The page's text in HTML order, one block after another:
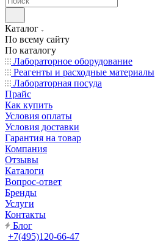
Каталог
По всему сайту
По каталогу
Лабораторное оборудование
Реагенты и расходные материалы
Лабораторная посуда
Прайс
Как купить
Условия оплаты
Условия доставки
Гарантия на товар
Компания
Отзывы
Каталоги
Вопрос-ответ
Бренды
Услуги
Контакты
Блог
+7(495)120-66-47